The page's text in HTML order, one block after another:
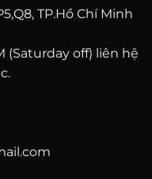
TP.Hồ Chí Minh
(Saturday off) liên hệ